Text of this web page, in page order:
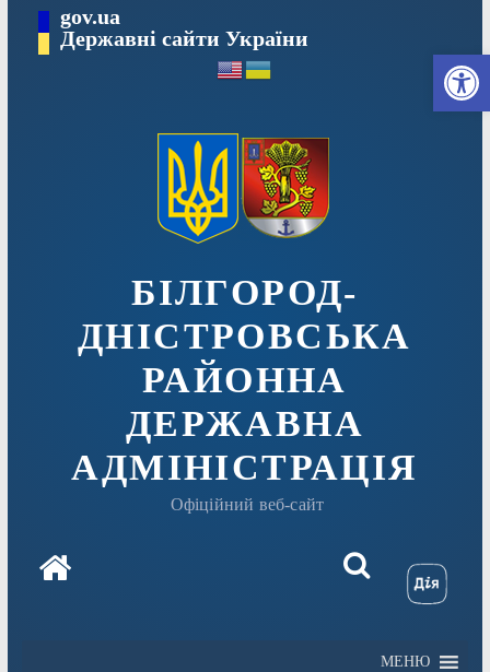
вмісту
gov.ua
Державні сайти України
БІЛГОРОД-
ДНІСТРОВСЬКА
РАЙОННА
ДЕРЖАВНА
АДМІНІСТРАЦІЯ
Офіційний веб-сайт
МЕНЮ